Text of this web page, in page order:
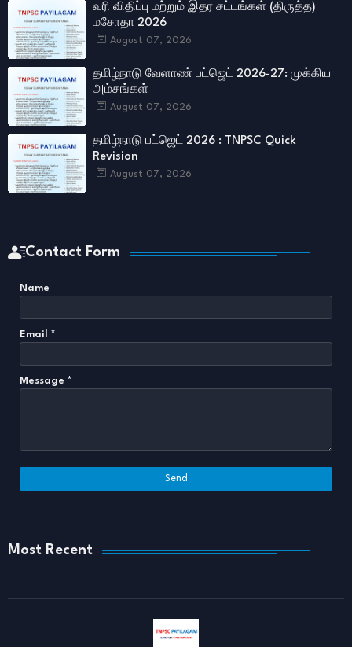
வரி விதிப்பு மற்றும் இதர சட்​டங்​கள் (திருத்த)
மசோதா 2026
August 07, 2026
தமிழ்நாடு வேளாண் பட்ஜெட் 2026-27: முக்கிய
அம்சங்கள்
August 07, 2026
தமிழ்நாடு பட்ஜெட் 2026 : TNPSC Quick
Revision
August 07, 2026
Contact Form
Name
Email *
Message *
Most Recent